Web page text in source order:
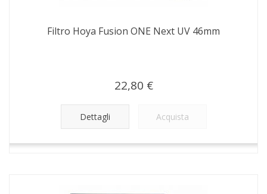
Filtro Hoya Fusion ONE Next UV 46mm
22,80 €
Dettagli Acquista